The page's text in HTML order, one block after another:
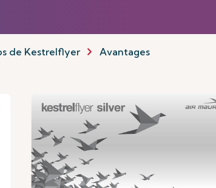
de Kestrelflyer Avantages